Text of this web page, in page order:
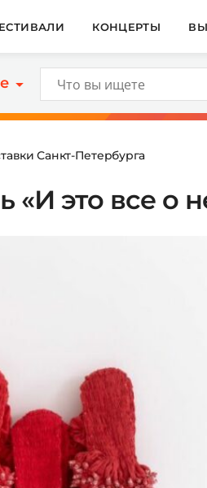
КОНЦЕРТЫ
Санкт-Петербурга
«И это все о